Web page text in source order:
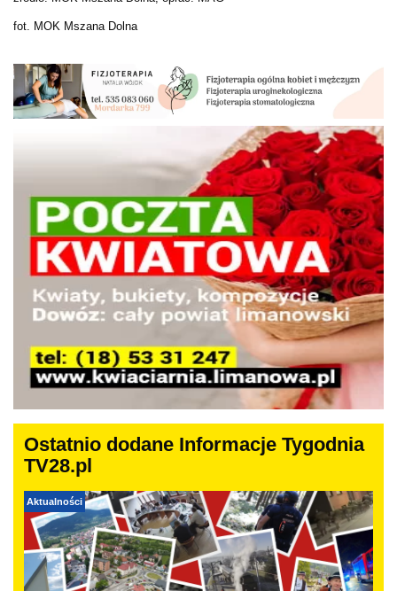
fot. MOK Mszana Dolna
Ostatnio dodane Informacje Tygodnia
TV28.pl
Aktualności